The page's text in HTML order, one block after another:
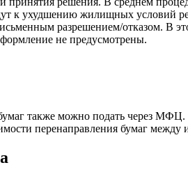
к ухудшению жилищных условий
разрешением/отказом. В
не предусмотрены.
также можно подать через
перенаправления бумаг между